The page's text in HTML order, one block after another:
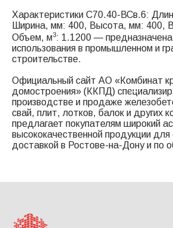
Характеристики С70.40-ВСв.6:
Ширина, мм: 400, Высота, мм: 400,
Объем, м3: 1.1200 —
использования в промышленном и
строительстве.
Официальный сайт АО «Комбинат
домостроения» (ККПД)
производстве и продаже
свай, плит, лотков, балок и других
предлагает покупателям широкий
высококачественной продукции для
доставкой в Ростове-на-Дону и по